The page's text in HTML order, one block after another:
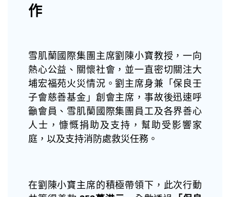
作
雪肌蘭國際集團主席劉陳小寶教授，一向
熱心公益、關懷社會，並一直密切關注大
埔宏福苑火災情況。劉主席身兼「保良壬
子會慈善基金」創會主席，事故後迅速呼
籲會員、雪肌蘭國際集團員工及各界善心
人士，慷慨捐助及支持，幫助受影響家
庭，以及支持消防處救災任務。
在劉陳小寶主席的積極帶領下，此次行動